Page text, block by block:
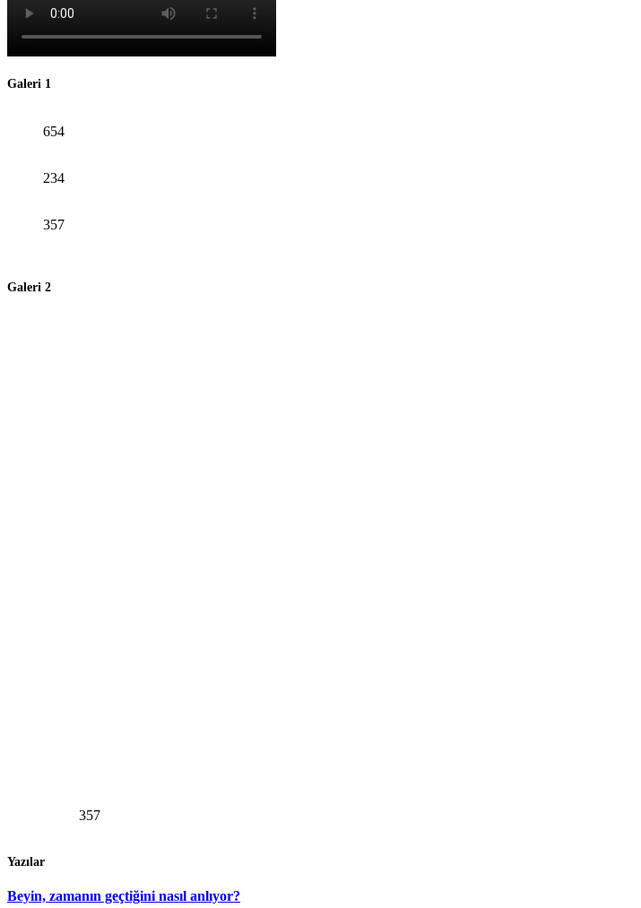
Galeri 1
654
234
357
Galeri 2
357
Yazılar
Beyin, zamanın geçtiğini nasıl anlıyor?